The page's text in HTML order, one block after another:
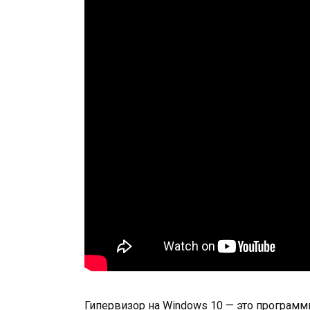
Гипервизор на Windows 10 — это